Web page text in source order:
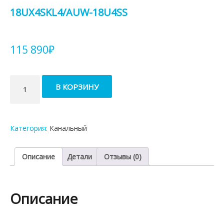
18UX4SKL4/AUW-18U4SS
115 890₽
товара
Канальный
AUD-
18U4SS
В КОРЗИНУ
Категория: Канальный
Описание Детали Отзывы (0)
Описание